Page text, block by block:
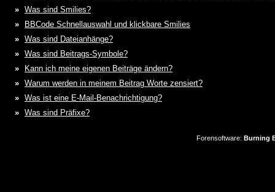
» Was sind Smilies?
»
BBCode Schnellauswahl und klickbare Smilies
» Was sind Dateianhänge?
» Was sind Beitrags-Symbole?
»
Kann ich meine eigenen Beiträge ändern?
» Warum werden in meinem Beitrag Worte zensiert?
» Was ist eine E-Mail-Benachrichtigung?
» Was sind Präfixe?
Forensoftware: Burning